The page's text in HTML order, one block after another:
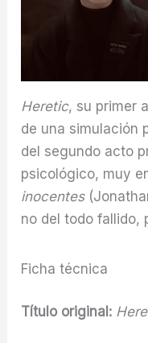
Heretic, su primer
de una simulación
del segundo acto
psicológico, muy
inocentes
no del todo fallido,
Ficha técnica
Título original: